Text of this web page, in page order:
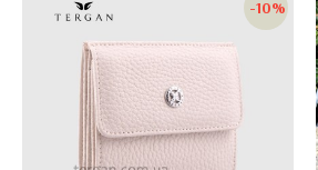
-10%